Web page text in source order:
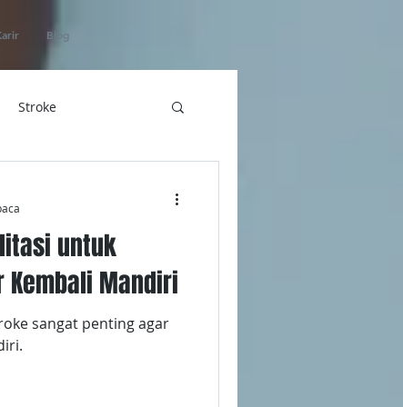
Blog
Stroke
ICU Home Care
untuk
Kembali Mandiri
sangat penting agar